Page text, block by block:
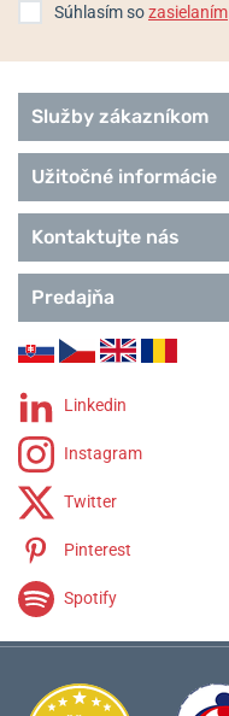
Súhlasím sozasielaním
Služby zákazníkom
Užitočné informácie
Kontaktujte nás
Predajňa
Linkedin
Instagram
Twitter
Pinterest
Spotify